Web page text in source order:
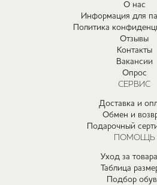
О нас
Информация для
Политика
Отзывы
Контакты
Вакансии
Опрос
СЕРВИС
Доставка и
Обмен и
Подарочный
ПОМОЩЬ
Уход за
Таблица
Подбор